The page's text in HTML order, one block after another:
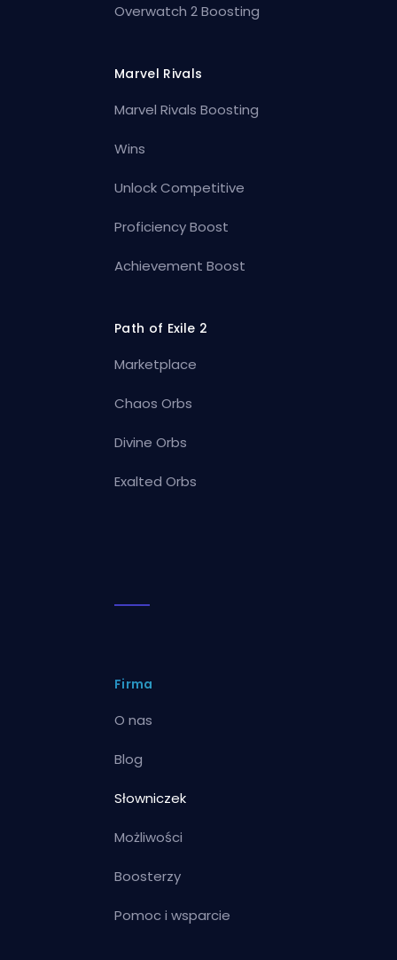
Overwatch 2 Boosting
Marvel Rivals
Marvel Rivals Boosting
Wins
Unlock Competitive
Proficiency Boost
Achievement Boost
Path of Exile 2
Marketplace
Chaos Orbs
Divine Orbs
Exalted Orbs
Firma
O nas
Blog
Słowniczek
Możliwości
Boosterzy
Pomoc i wsparcie